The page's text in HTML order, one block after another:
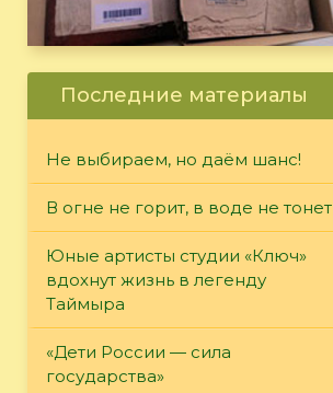
Последние материалы
Не выбираем, но даём шанс!
В огне не горит, в воде не тонет
Юные артисты студии «Ключ»
вдохнут жизнь в легенду
Таймыра
«Дети России — сила
государства»